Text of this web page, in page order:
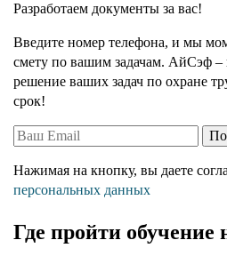
Разработаем документы за вас!
Введите номер телефона, и мы
смету по вашим задачам. АйСэф –
решение ваших задач по охране
срок!
Нажимая на кнопку, вы даете
персональных данных
Где пройти